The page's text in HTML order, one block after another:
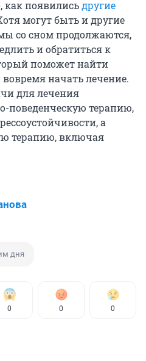
как появилисьдругие
могут быть и другие
со сном продолжаются,
и обратиться к
поможет найти
начать лечение.
для лечения
поведенческую терапию,
а
терапию, включая
дня
0 0 0